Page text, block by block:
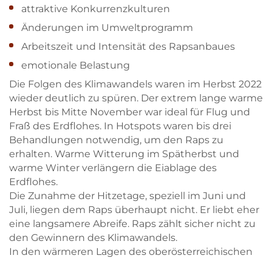
attraktive Konkurrenzkulturen
Änderungen im Umweltprogramm
Arbeitszeit und Intensität des Rapsanbaues
emotionale Belastung
Die Folgen des Klimawandels waren im Herbst 2022
wieder deutlich zu spüren. Der extrem lange warme
Herbst bis Mitte November war ideal für Flug und
Fraß des Erdflohes. In Hotspots waren bis drei
Behandlungen notwendig, um den Raps zu
erhalten. Warme Witterung im Spätherbst und
warme Winter verlängern die Eiablage des
Erdflohes.
Die Zunahme der Hitzetage, speziell im Juni und
Juli, liegen dem Raps überhaupt nicht. Er liebt eher
eine langsamere Abreife. Raps zählt sicher nicht zu
den Gewinnern des Klimawandels.
In den wärmeren Lagen des oberösterreichischen